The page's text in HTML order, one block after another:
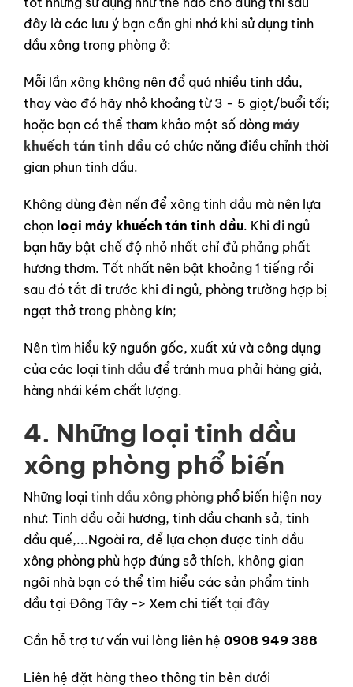
đây là các lưu ý bạn cần ghi nhớ khi sử dụng tinh
dầu xông trong phòng ở:
Mỗi lần xông không nên đổ quá nhiều tinh dầu,
thay vào đó hãy nhỏ khoảng từ 3 - 5 giọt/buổi tối;
hoặc bạn có thể tham khảo một số dòng máy
khuếch tán tinh dầu có chức năng điều chỉnh thời
gian phun tinh dầu.
Không dùng đèn nến để xông tinh dầu mà nên lựa
chọn loại máy khuếch tán tinh dầu. Khi đi ngủ
bạn hãy bật chế độ nhỏ nhất chỉ đủ phảng phất
hương thơm. Tốt nhất nên bật khoảng 1 tiếng rồi
sau đó tắt đi trước khi đi ngủ, phòng trường hợp bị
ngạt thở trong phòng kín;
Nên tìm hiểu kỹ nguồn gốc, xuất xứ và công dụng
của các loại tinh dầu để tránh mua phải hàng giả,
hàng nhái kém chất lượng.
4. Những loại tinh dầu
xông phòng phổ biến
Những loại tinh dầu xông phòng phổ biến hiện nay
như: Tinh dầu oải hương, tinh dầu chanh sả, tinh
dầu quế,...Ngoài ra, để lựa chọn được tinh dầu
xông phòng phù hợp đúng sở thích, không gian
ngôi nhà bạn có thể tìm hiểu các sản phẩm tinh
dầu tại Đông Tây -> Xem chi tiết tại đây
Cần hỗ trợ tư vấn vui lòng liên hệ 0908 949 388
Liên hệ đặt hàng theo thông tin bên dưới